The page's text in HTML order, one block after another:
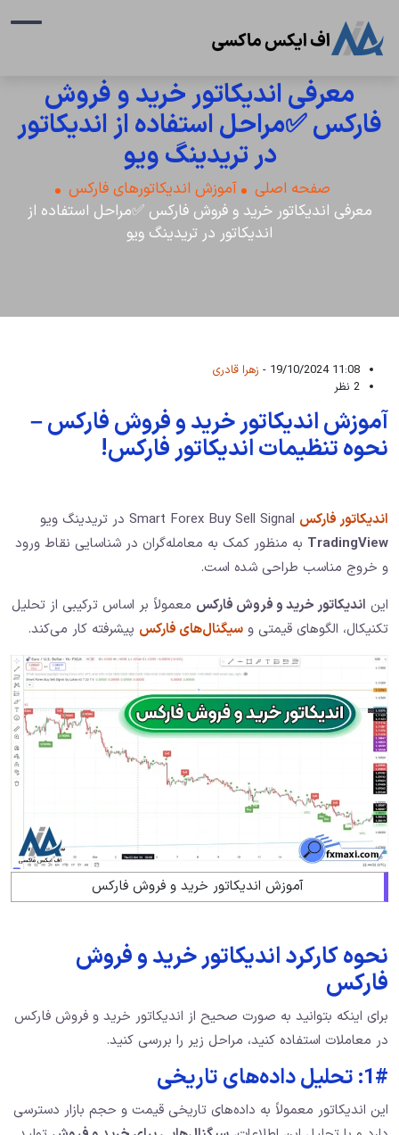
معرفی اندیکاتور خرید و فروش
فارکس ✅مراحل استفاده از اندیکاتور
در تریدینگ ویو
صفحه اصلی
آموزش اندیکاتورهای فارکس
معرفی اندیکاتور خرید و فروش فارکس ✅مراحل استفاده از
اندیکاتور در تریدینگ ویو
11:08 19/10/2024 -
زهرا قادری
2 نظر
آموزش اندیکاتور خرید و فروش فارکس –
نحوه تنظیمات اندیکاتور فارکس!
اندیکاتور فارکس
TradingView به منظور کمک به معامله‌گران در شناسایی نقاط ورود
و خروج مناسب طراحی شده است.
این اندیکاتور خرید و فروش فارکس معمولاً بر اساس ترکیبی از تحلیل
تکنیکال، الگوهای قیمتی و سیگنال‌های فارکس پیشرفته کار می‌کند.
آموزش اندیکاتور خرید و فروش فارکس
نحوه کارکرد اندیکاتور خرید و فروش
فارکس
برای اینکه بتوانید به صورت صحیح از اندیکاتور خرید و فروش فارکس
در معاملات استفاده کنید، مراحل زیر را بررسی کنید.
1#: تحلیل داده‌های تاریخی
این اندیکاتور معمولاً به داده‌های تاریخی قیمت و حجم بازار دسترسی